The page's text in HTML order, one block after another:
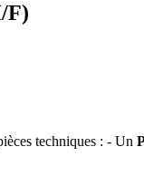
F)
techniques : - Un